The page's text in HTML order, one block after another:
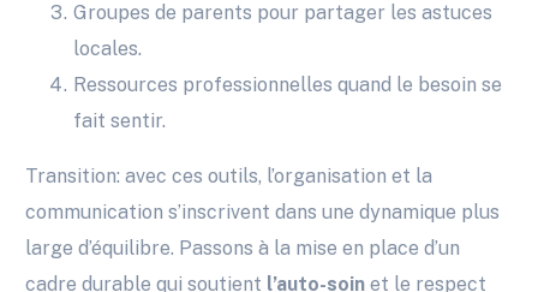
Groupes de parents pour partager les astuces
locales.
Ressources professionnelles quand le besoin se
fait sentir.
Transition: avec ces outils, l’organisation et la
communication s’inscrivent dans une dynamique plus
large d’équilibre. Passons à la mise en place d’un
cadre durable qui soutient l’auto-soin et le respect